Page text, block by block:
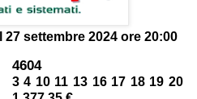
27 settembre 2024 ore 20:00
4604
3 4 10 11 13 16 17 18 19 20